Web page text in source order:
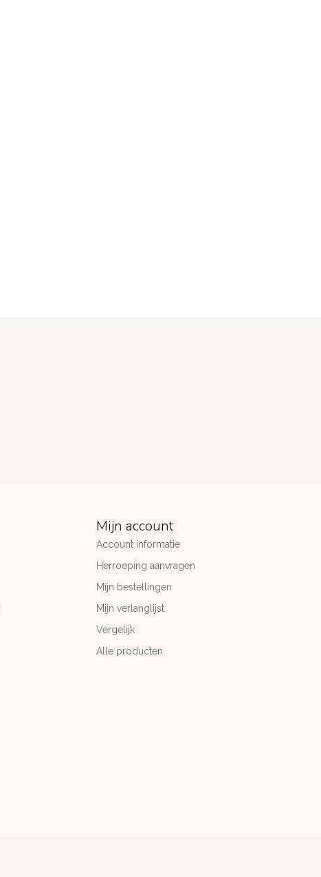
Mijn account
Account informatie
Herroeping aanvragen
Mijn bestellingen
Mijn verlanglijst
Vergelijk
Alle producten